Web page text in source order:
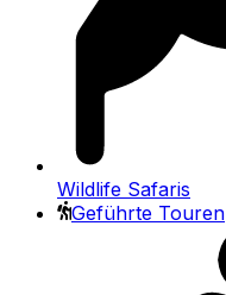
Wildlife Safaris
Geführte Touren